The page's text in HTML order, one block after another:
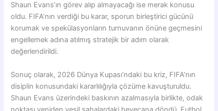
Shaun Evans’ın görev alıp almayacağı ise merak konusu
oldu. FIFA’nın verdiği bu karar, sporun birleştirici gücünü
korumak ve spekülasyonların turnuvanın önüne geçmesini
engellemek adına atılmış stratejik bir adım olarak
değerlendirildi.
Sonuç olarak, 2026 Dünya Kupası’ndaki bu kriz, FIFA’nın
disiplin konusundaki kararlılığıyla çözüme kavuşturuldu.
Shaun Evans üzerindeki baskının azalmasıyla birlikte, odak